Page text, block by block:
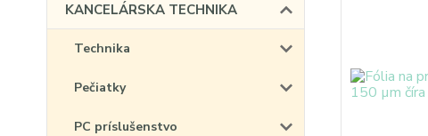
KANCELÁRSKA TECHNIKA
Technika
Pečiatky
PC príslušenstvo